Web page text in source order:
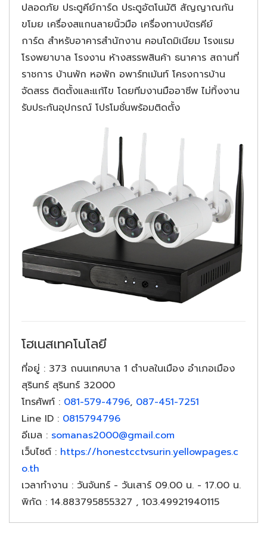
ปลอดภัย ประตูคีย์การ์ด ประตูอัตโนมัติ สัญญาณกัน
ขโมย เครื่องสแกนลายนิ้วมือ เครื่องทาบบัตรคีย์
การ์ด สำหรับอาคารสำนักงาน คอนโดมิเนียม โรงแรม
โรงพยาบาล โรงงาน ห้างสรรพสินค้า ธนาคาร สถานที่
ราชการ บ้านพัก หอพัก อพาร์ทเม้นท์ โครงการบ้าน
จัดสรร ติดตั้งและแก้ไข โดยทีมงานมืออาชีพ ไม่ทิ้งงาน
รับประกันอุปกรณ์ โปรโมชั่นพร้อมติดตั้ง
โฮเนสเทคโนโลยี
ที่อยู่ : 373 ถนนเทศบาล 1 ตำบลในเมือง อำเภอเมือง
สุรินทร์ สุรินทร์ 32000
โทรศัพท์ : 081-579-4796, 087-451-7251
Line ID : 0815794796
อีเมล : somanas2000@gmail.com
เว็บไซต์ : https://honestcctvsurin.yellowpages.c
o.th
เวลาทำงาน : วันจันทร์ - วันเสาร์ 09.00 น. - 17.00 น.
พิกัด : 14.883795855327 , 103.49921940115